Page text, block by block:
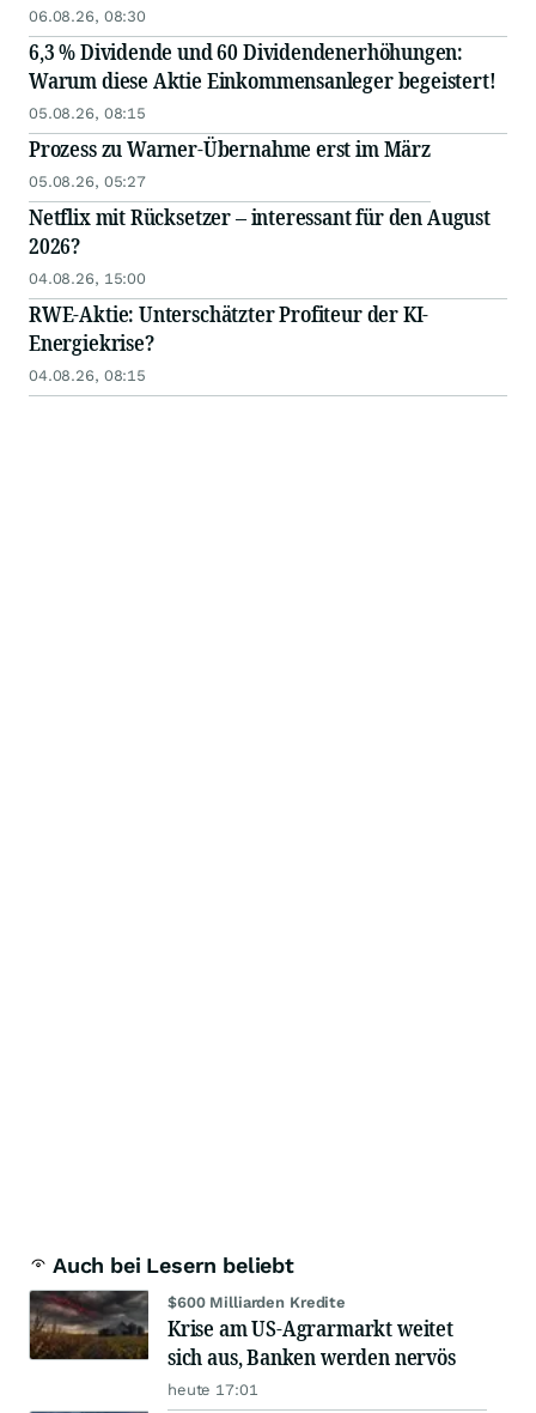
06.08.26, 08:30
6,3 % Dividende und 60 Dividendenerhöhungen:
Warum diese Aktie Einkommensanleger begeistert!
05.08.26, 08:15
Prozess zu Warner-Übernahme erst im März
05.08.26, 05:27
Netflix mit Rücksetzer – interessant für den August
2026?
04.08.26, 15:00
RWE-Aktie: Unterschätzter Profiteur der KI-
Energiekrise?
04.08.26, 08:15
Auch bei Lesern beliebt
$600 Milliarden Kredite
Krise am US-Agrarmarkt weitet
sich aus, Banken werden nervös
heute 17:01